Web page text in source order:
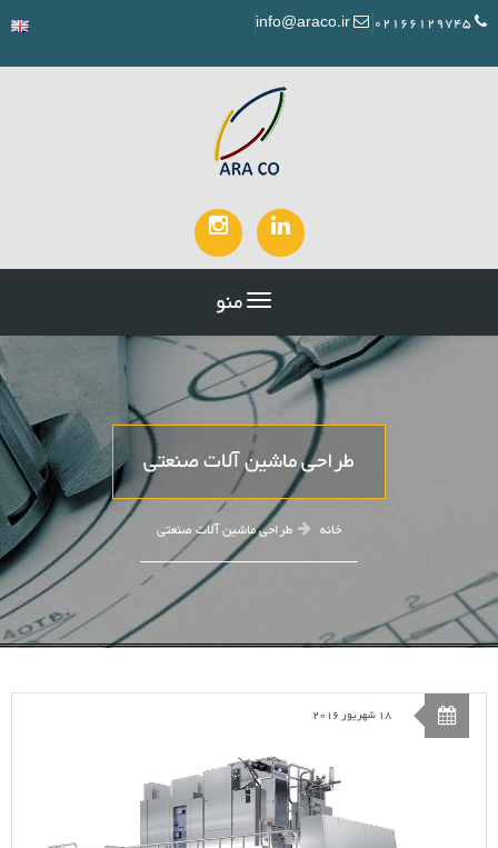
منو
طراحی ماشین آلات صنعتی
خانه طراحی ماشین آلات صنعتی
18 شهریور 2016